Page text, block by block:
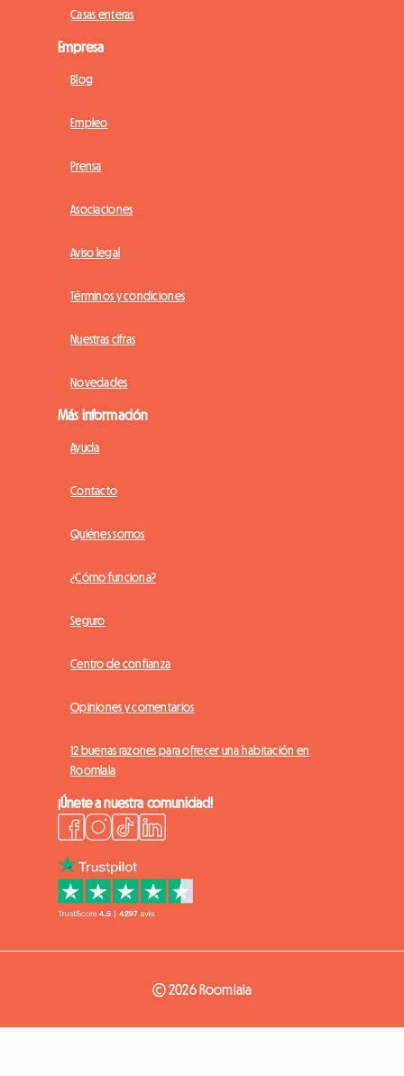
Casas enteras
Empresa
Blog
Empleo
Prensa
Asociaciones
Aviso legal
Términos y condiciones
Nuestras cifras
Novedades
Más información
Ayuda
Contacto
Quiénes somos
¿Cómo funciona?
Seguro
Centro de confianza
Opiniones y comentarios
12 buenas razones para ofrecer una habitación en
Roomlala
¡Únete a nuestra comunidad!
© 2026 Roomlala